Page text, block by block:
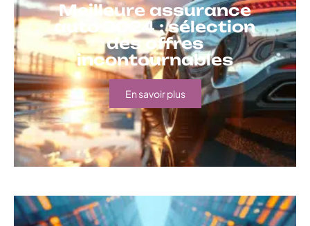
Meilleure assurance
auto 2024 : sélection
des offres
incontournables
En savoir plus